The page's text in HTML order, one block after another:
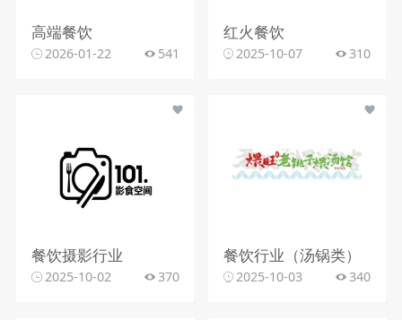
高端餐饮
2026-01-22 541
红火餐饮
2025-10-07 310
餐饮摄影行业
2025-10-02 370
餐饮行业（汤锅类）
2025-10-03 340